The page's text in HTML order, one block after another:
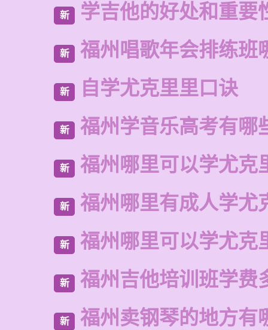
新 学吉他的好处和重要
新 福州唱歌年会排练班
新 自学尤克里里口诀
新 福州学音乐高考有哪
新 福州哪里可以学尤克
新 福州哪里有成人学尤
新 福州哪里可以学尤克
新 福州吉他培训班学费
新 福州卖钢琴的地方有